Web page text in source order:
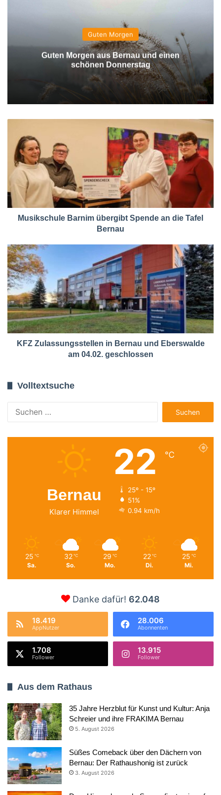
Guten Morgen
Guten Morgen aus Bernau und einen
schönen Donnerstag
Musikschule Barnim übergibt Spende an die Tafel
Bernau
KFZ Zulassungsstellen in Bernau und Eberswalde
am 04.02. geschlossen
Volltextsuche
nach:
Bernau
Klarer Himmel
22 ℃
25º - 15º
51%
0.94 km/h
25 ℃
Sa.
32 ℃
So.
29 ℃
Mo.
22 ℃
Di.
25 ℃
Mi.
Danke dafür! 62.048
18.419
AppNutzer
28.006
Abonnenten
1.708
Follower
13.915
Follower
Aus dem Rathaus
35 Jahre Herzblut für Kunst und Kultur: Anja
Schreier und ihre FRAKIMA Bernau
5. August 2026
Süßes Comeback über den Dächern von
Bernau: Der Rathaushonig ist zurück
3. August 2026